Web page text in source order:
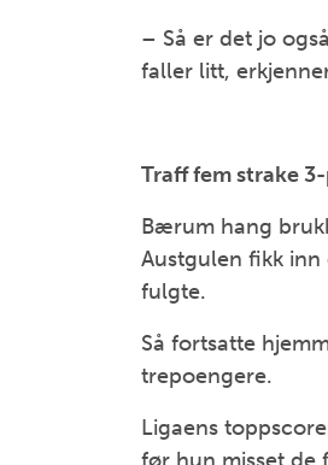
– Så er det jo
faller litt,
Traff fem strake
Bærum hang
Austgulen fikk
fulgte.
Så fortsatte
trepoengere.
Ligaens